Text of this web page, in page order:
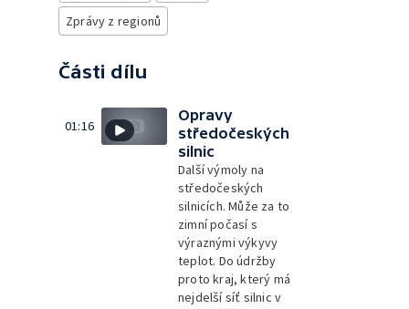
Zprávy z regionů
Části dílu
01:16
Opravy
středočeských
silnic
Další výmoly na
středočeských
silnicích. Může za to
zimní počasí s
výraznými výkyvy
teplot. Do údržby
proto kraj, který má
nejdelší síť silnic v